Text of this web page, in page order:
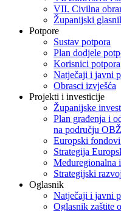
VII. Civilna
Županijski
Potpore
Sustav potpora
Plan dodjele
Korisnici potpora
Natječaji i javni
Obrasci izvješća
Projekti i investicije
Županijske
Plan građenja i
na području OBŽ
Europski
Strategija
Međuregionalna
Strategijski
Oglasnik
Natječaji i javni
Oglasnik zaštite